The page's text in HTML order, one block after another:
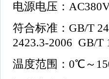
电源电压：
符合标准：GB/T
2423.3-2006 GB/T
温度范围：0℃～